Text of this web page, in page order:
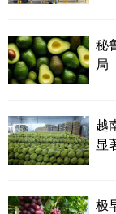
秘
局
越
显
极